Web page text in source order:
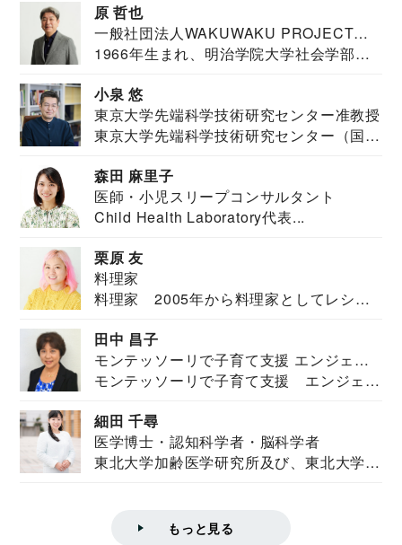
原 哲也
一般社団法人WAKUWAKU PROJECT
JAPAN代表・言語聴覚士・社会福祉士
1966年生まれ、明治学院大学社会学部福
小泉 悠
東京大学先端科学技術研究センター准教授
東京大学先端科学技術研究センター（国際
森田 麻里子
医師・小児スリープコンサルタント
Child Health Laboratory代表...
栗原 友
料理家
料理家 2005年から料理家としてレシピ
田中 昌子
モンテッソーリで子育て支援 エンジェル
ズハウス研究所所長
モンテッソーリで子育て支援 エンジェル
細田 千尋
医学博士・認知科学者・脳科学者
東北大学加齢医学研究所及び、東北大学大
もっと見る